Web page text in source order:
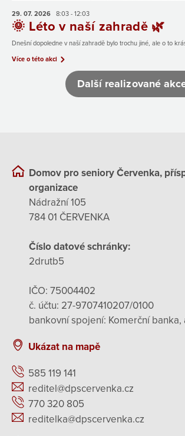
29. 07. 2026 8:03 - 12:03
🌞 Léto v naší zahradě 🌿
Dnešní dopoledne v naší zahradě bylo trochu jiné, ale o to
Více o této akci
Další realizované
Domov pro seniory Červenka,
organizace
Nádražní 105
784 01 ČERVENKA
Číslo datové schránky:
2drutb5
IČO: 75004402
č. účtu: 27-9707410207/0100
bankovní spojení: Komerční banka,
Ukázat na mapě
585 119 141
reditel@dpscervenka.cz
770 320 805
reditelka@dpscervenka.cz